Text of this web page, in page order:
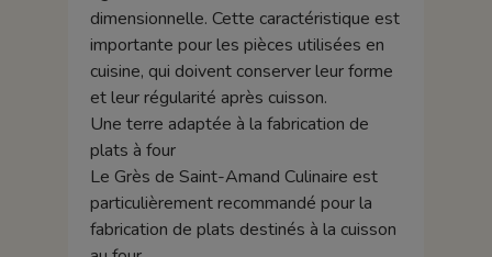
dimensionnelle. Cette caractéristique est
importante pour les pièces utilisées en
cuisine, qui doivent conserver leur forme
et leur régularité après cuisson.
Une terre adaptée à la fabrication de
plats à four
Le Grès de Saint-Amand Culinaire est
particulièrement recommandé pour la
fabrication de plats destinés à la cuisson